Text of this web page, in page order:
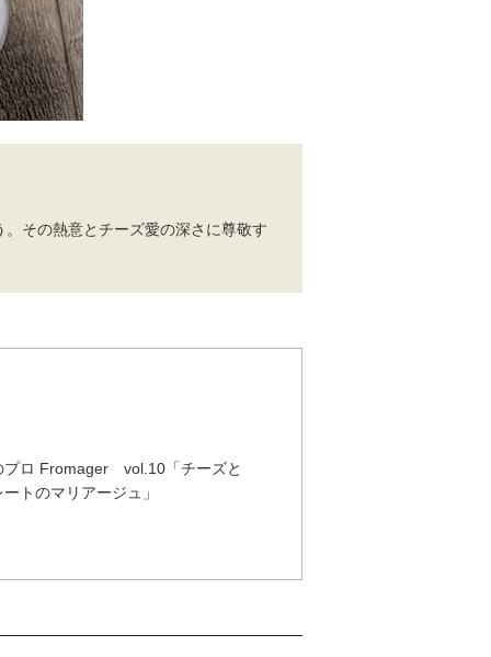
その熱意とチーズ愛の深さに尊敬す
プロ Fromager vol.10「チーズと
トのマリアージュ」